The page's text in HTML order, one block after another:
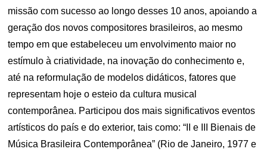
missão com sucesso ao longo desses 10 anos, apoiando a
geração dos novos compositores brasileiros, ao mesmo
tempo em que estabeleceu um envolvimento maior no
estímulo à criatividade, na inovação do conhecimento e,
até na reformulação de modelos didáticos, fatores que
representam hoje o esteio da cultura musical
contemporânea. Participou dos mais significativos eventos
artísticos do país e do exterior, tais como: “II e III Bienais de
Música Brasileira Contemporânea” (Rio de Janeiro, 1977 e